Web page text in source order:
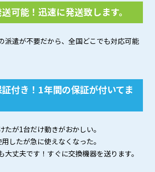
可能！迅速に発送致します。
派遣が不要だから、全国どこでも対応可能
付き！1年間の保証が付いてま
たが1台だけ動きがおかしい。
したが急に使えなくなった。
大丈夫です！すぐに交換機器を送ります。